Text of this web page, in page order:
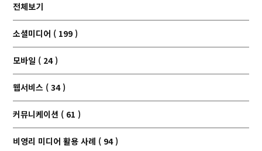
전체보기
소셜미디어 ( 199 )
모바일 ( 24 )
웹서비스 ( 34 )
커뮤니케이션 ( 61 )
비영리 미디어 활용 사례 ( 94 )